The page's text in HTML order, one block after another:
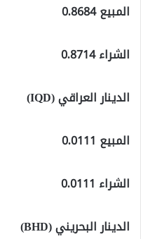
المبيع 0.8684
الشراء 0.8714
الدينار العراقي (IQD)
المبيع 0.0111
الشراء 0.0111
الدينار البحريني (BHD)